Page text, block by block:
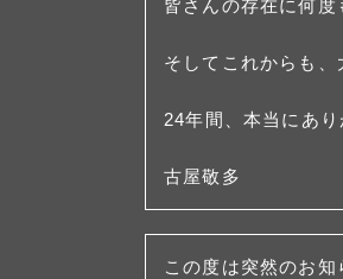
皆さんの存在に何度
そしてこれからも
24年間、本当にあり
古屋敬多
この度は突然のお知